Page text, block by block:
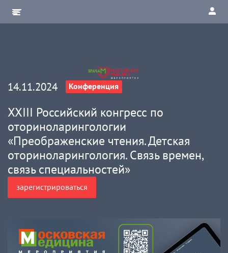
14.11.2024 Конференция
XXIII Российский конгресс по
оториноларингологии
«Преображенские чтения. Детская
оториноларингология. Связь времен,
связь специальностей»
зарегистрироваться